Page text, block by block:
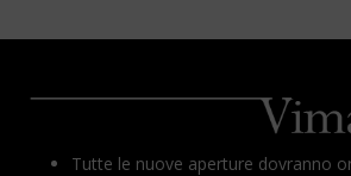
Tutte le nuove aperture dovranno